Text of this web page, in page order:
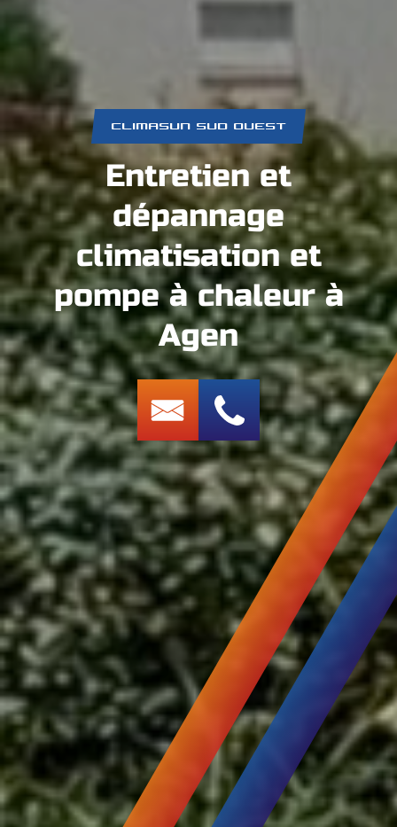
CLIMASUN SUD OUEST
Entretien et
dépannage
climatisation et
pompe à chaleur à
Agen